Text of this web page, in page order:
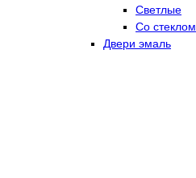
Светлые
Со стеклом
Двери эмаль